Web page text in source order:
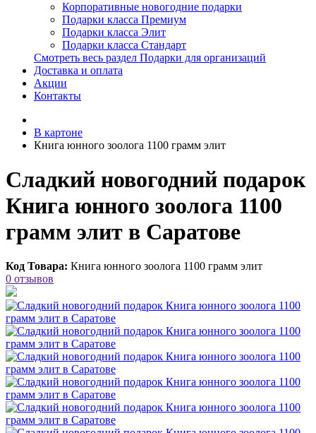
Корпоративные новогодние подарки
Подарки класса Премиум
Подарки класса Элит
Подарки класса Стандарт
Смотреть весь раздел Подарки для организаций
Доставка и оплата
Акции
Контакты
В картоне
Книга юнного зоолога 1100 грамм элит
Сладкий новогодний подарок
Книга юнного зоолога 1100
грамм элит в Саратове
Код Товара: Книга юнного зоолога 1100 грамм элит
0 отзывов